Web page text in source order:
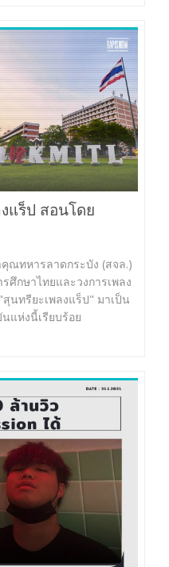
แร็ป สอนโดย
ณทหารลาดกระบัง (สจล.)
ศึกษาไทยและวงการเพลง
นทรียะเพลงแร็ป" มาเป็น
แห่งนี้เรียบร้อย